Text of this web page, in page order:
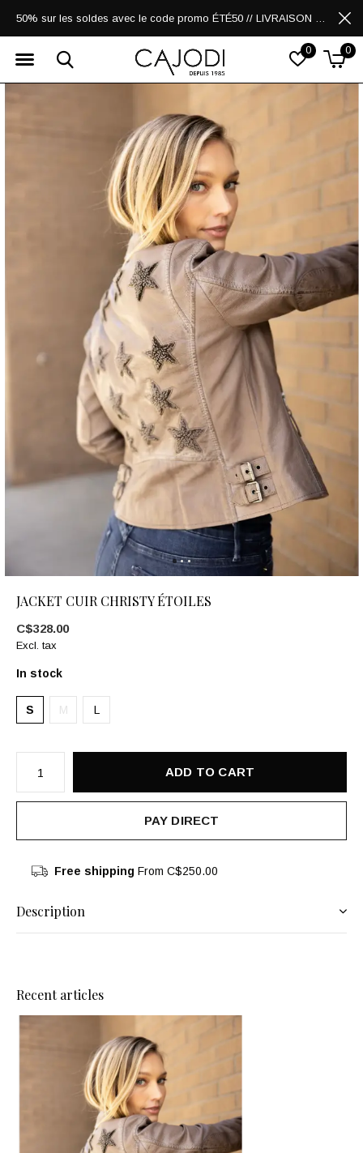
0 0
50% sur les soldes avec le code promo ÉTÉ50 // LIVRAISON GRATUITE POUR LES ACHATS DE 250$ ET PLUS
JACKET CUIR CHRISTY ÉTOILES
C$328.00
Excl. tax
In stock
S M L
ADD TO CART
PAY DIRECT
Free shipping From C$250.00
Description
Recent articles